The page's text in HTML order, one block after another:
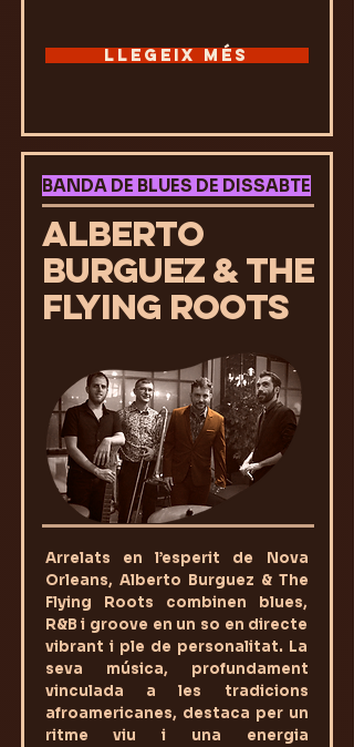
LLEGEIX MÉS
BANDA DE BLUES DE DISSABTE
ALBERTO
BURGUEZ & THE
FLYING ROOTS
Arrelats en l’esperit de Nova
Orleans, Alberto Burguez & The
Flying Roots combinen blues,
R&B i groove en un so en directe
vibrant i ple de personalitat. La
seva música, profundament
vinculada a les tradicions
afroamericanes, destaca per un
ritme viu i una energia